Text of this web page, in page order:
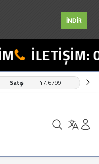
İNDİR
İLETİŞİM:
Satış 47,6799